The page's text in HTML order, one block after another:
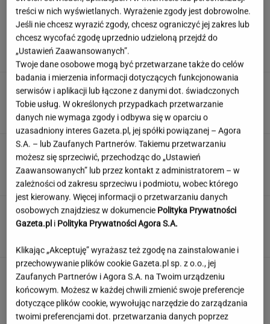
Hyży dosadnie odpowiedziała hejterom.
"Skończyła mi się cierpliwość"
Słowa, których używały nasze prababcie.
Udowodnij, że wiesz o co chodzi
Englert zakłada, że nie wygra w "TzG". "Myślę,
że ludzie mnie nie lubią"
Nie czekaj, aż będzie za późno. To może
oznaczać, że szkoła przestała służyć dziecku
Siedem lat gehenny. "Spłacamy
kredyty za mieszkania, w których mieszkają
ludzie dewelopera"
SUBSKRYPCJA
treści w nich wyświetlanych. Wyrażenie zgody jest dobrowolne.
Jeśli nie chcesz wyrazić zgody, chcesz ograniczyć jej zakres lub
chcesz wycofać zgodę uprzednio udzieloną przejdź do
„Ustawień Zaawansowanych”.
Twoje dane osobowe mogą być przetwarzane także do celów
badania i mierzenia informacji dotyczących funkcjonowania
serwisów i aplikacji lub łączone z danymi dot. świadczonych
Tobie usług. W określonych przypadkach przetwarzanie
danych nie wymaga zgody i odbywa się w oparciu o
uzasadniony interes Gazeta.pl, jej spółki powiązanej – Agora
S.A. – lub Zaufanych Partnerów. Takiemu przetwarzaniu
możesz się sprzeciwić, przechodząc do „Ustawień
Zaawansowanych” lub przez kontakt z administratorem – w
zależności od zakresu sprzeciwu i podmiotu, wobec którego
jest kierowany. Więcej informacji o przetwarzaniu danych
osobowych znajdziesz w dokumencie Polityka Prywatności
Gazeta.pl i Polityka Prywatności Agora S.A.
Klikając „Akceptuję” wyrażasz też zgodę na zainstalowanie i
przechowywanie plików cookie Gazeta.pl sp. z o.o., jej
Zaufanych Partnerów i Agora S.A. na Twoim urządzeniu
końcowym. Możesz w każdej chwili zmienić swoje preferencje
dotyczące plików cookie, wywołując narzędzie do zarządzania
twoimi preferencjami dot. przetwarzania danych poprzez